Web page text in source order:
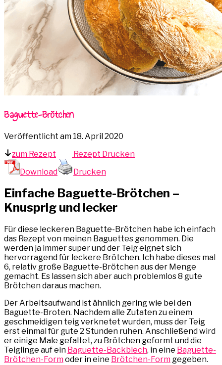
Baguette-Brötchen
Veröffentlicht am 18. April 2020
zum Rezept
Rezept Drucken
Download
Drucken
Einfache Baguette-Brötchen –
Knusprig und lecker
Für diese leckeren Baguette-Brötchen habe ich einfach
das Rezept von meinen Baguettes genommen. Die
werden ja immer super und der Teig eignet sich
hervorragend für leckere Brötchen. Ich habe dieses mal
6, relativ große Baguette-Brötchen aus der Menge
gemacht. Es lassen sich aber auch problemlos 8 gute
Brötchen daraus machen.
Der Arbeitsaufwand ist ähnlich gering wie bei den
Baguette-Broten. Nachdem alle Zutaten zu einem
geschmeidigen teig verknetet wurden, muss der Teig
erst einmal für gute 2 Stunden ruhen. Anschließend wird
er einige Male gefaltet, zu Brötchen geformt und die
Teiglinge auf ein Baguette-Backblech, in eine Baguette-
Brötchen-Formoder in eine Brötchen-Form gegeben.